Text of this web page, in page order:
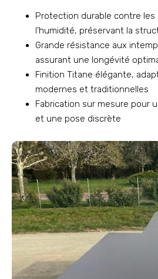
Protection durable contre
l’humidité, préservant la
Grande résistance aux
assurant une longévité
Finition Titane élégante,
modernes et traditionnelles
Fabrication sur mesure pour
et une pose discrète